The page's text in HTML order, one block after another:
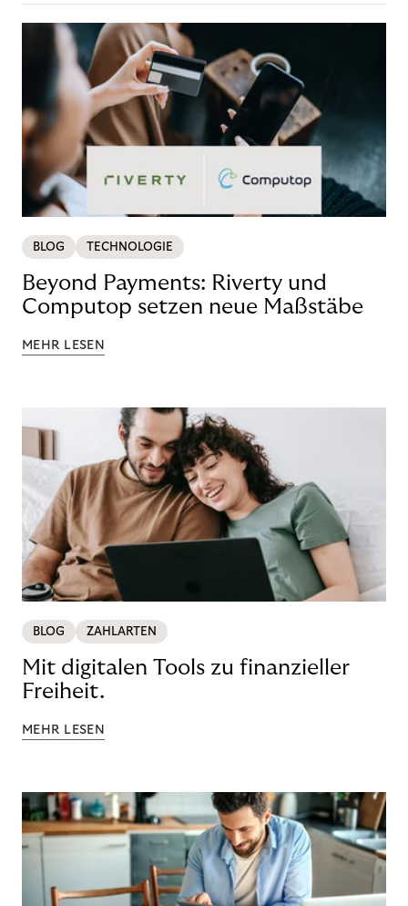
BLOG TECHNOLOGIE
Beyond Payments: Riverty und
Computop setzen neue Maßstäbe
MEHR LESEN
BLOG ZAHLARTEN
Mit digitalen Tools zu finanzieller
Freiheit.
MEHR LESEN